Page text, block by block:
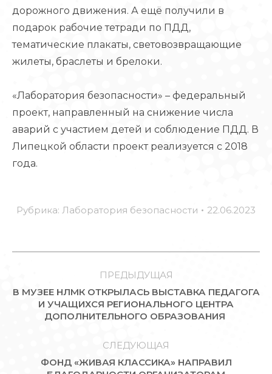
дорожного движения. А ещё получили в
подарок рабочие тетради по ПДД,
тематические плакаты, световозвращающие
жилеты, браслеты и брелоки.
«Лаборатория безопасности» – федеральный
проект, направленный на снижение числа
аварий с участием детей и соблюдение ПДД. В
Липецкой области проект реализуется с 2018
года.
Рубрика: Лаборатория безопасности 22.06.2023
ЗАПИСЯМ
ПРЕДЫДУЩАЯ
Предыдущая
запись:
В МУЗЕЕ НЛМК ОТКРЫЛАСЬ ВЫСТАВКА ПЕДАГОГА
И УЧАЩИХСЯ РЕГИОНАЛЬНОГО ЦЕНТРА
ДОПОЛНИТЕЛЬНОГО ОБРАЗОВАНИЯ
СЛЕДУЮЩАЯ
ФОНД «ЖИВАЯ КЛАССИКА» НАПРАВИЛ